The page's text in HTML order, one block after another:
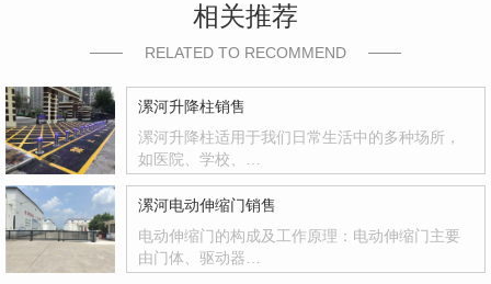
相关推荐
RELATED TO RECOMMEND
漯河升降柱销售
漯河升降柱适用于我们日常生活中的多种场所，
如医院、学校、…
漯河电动伸缩门销售
电动伸缩门的构成及工作原理：电动伸缩门主要
由门体、驱动器…